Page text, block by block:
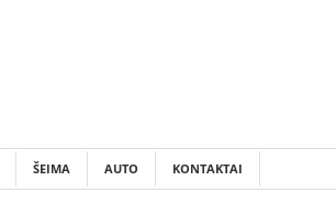
ŠEIMA AUTO KONTAKTAI